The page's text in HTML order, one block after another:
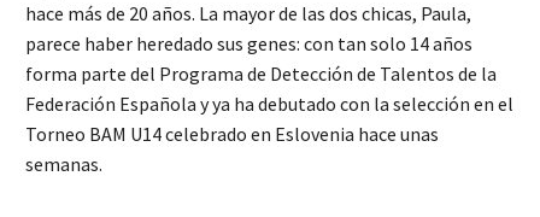
hace más de 20 años. La mayor de las dos chicas, Paula,
parece haber heredado sus genes: con tan solo 14 años
forma parte del Programa de Detección de Talentos de la
Federación Española y ya ha debutado con la selección en el
Torneo BAM U14 celebrado en Eslovenia hace unas
semanas.